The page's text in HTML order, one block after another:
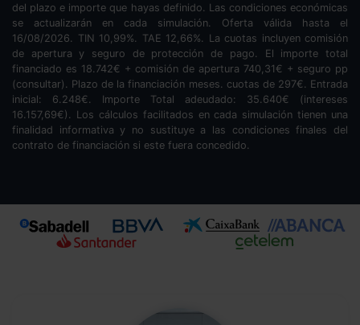
del plazo e importe que hayas definido. Las condiciones económicas
se actualizarán en cada simulación. Oferta válida hasta el
16/08/2026. TIN 10,99%. TAE 12,66%. La cuotas incluyen comisión
de apertura y seguro de protección de pago. El importe total
financiado es 18.742€ + comisión de apertura 740,31€ + seguro pp
(consultar). Plazo de la financiación meses. cuotas de 297€. Entrada
inicial: 6.248€. Importe Total adeudado: 35.640€ (intereses
16.157,69€). Los cálculos facilitados en cada simulación tienen una
finalidad informativa y no sustituye a las condiciones finales del
contrato de financiación si este fuera concedido.